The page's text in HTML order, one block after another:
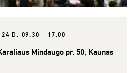
24 D. 09:30 - 17:00
Mindaugo pr. 50, Kaunas